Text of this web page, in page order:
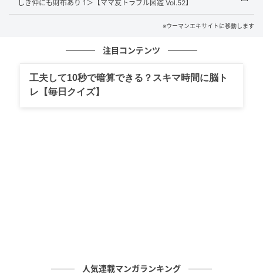
しき仲にも財布あり 1＞【ママ友トラブル図鑑 Vol.52】
※ウーマンエキサイトに移動します
注目コンテンツ
工夫して10秒で暗算できる？スキマ時間に脳ト
レ【毎日クイズ】
人気連載マンガランキング